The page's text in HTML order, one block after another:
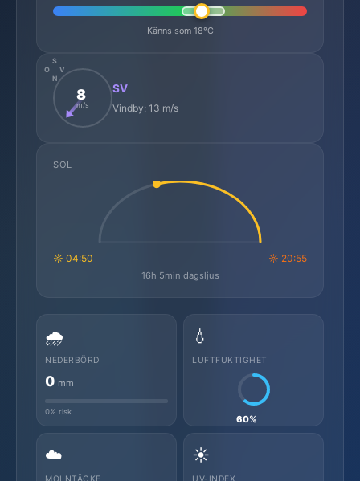
Känns som 18°C
N
S
O
V
8
m/s
SV
Vindby: 13 m/s
SOL
☼ 04:50 ☼ 20:55
16h 5min dagsljus
🌧️
NEDERBÖRD
0 mm
0% risk
💧
LUFTFUKTIGHET
60%
☁️
MOLNTÄCKE
☀️
UV-INDEX